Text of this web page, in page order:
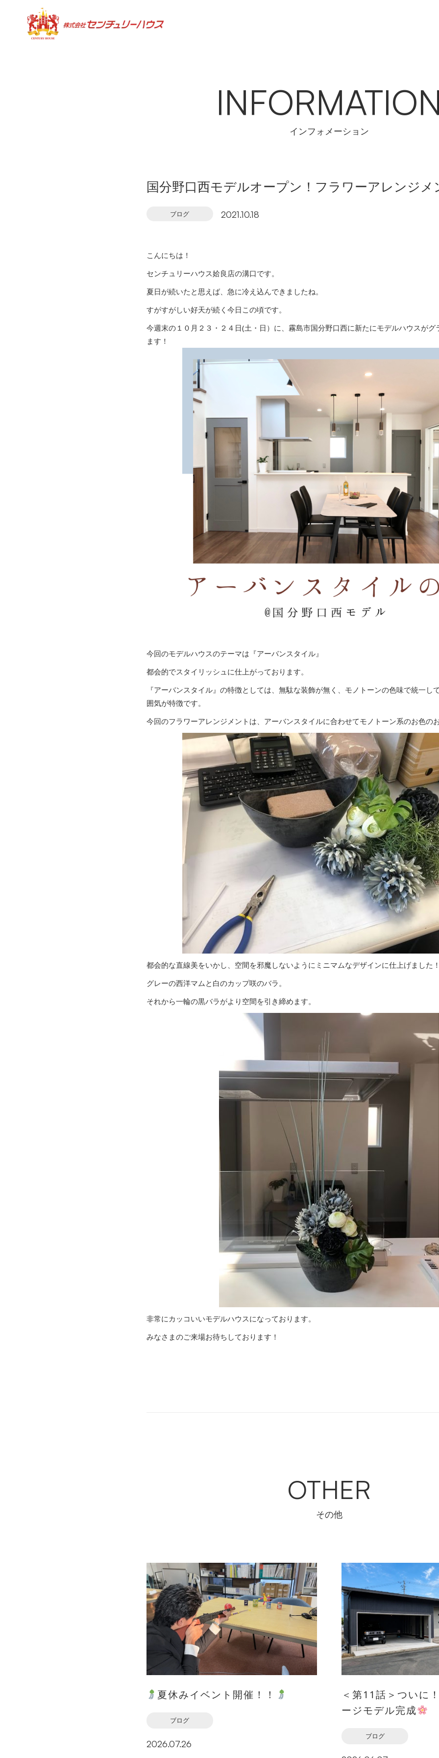
INFORMATION
インフォメーション
国分野口西モデルオープン！フラワーアレンジ
ブログ 2021.10.18
こんにちは！
センチュリーハウス姶良店の溝口です。
夏日が続いたと思えば、急に冷え込んできましたね。
すがすがしい好天が続く今日この頃です。
今週末の１０月２３・２４日(土・日）に、霧島市国分野口西に新たにモデルハウスがグ
ます！
今回のモデルハウスのテーマは『アーバンスタイル』
都会的でスタイリッシュに仕上がっております。
『アーバンスタイル』の特徴としては、無駄な装飾が無く、モノトーンの色味で統一し
囲気が特徴です。
今回のフラワーアレンジメントは、アーバンスタイルに合わせてモノトーン系のお色の
都会的な直線美をいかし、空間を邪魔しないようにミニマムなデザインに仕上げました！
グレーの西洋マムと白のカップ咲のバラ。
それから一輪の黒バラがより空間を引き締めます。
非常にカッコいいモデルハウスになっております。
みなさまのご来場お待ちしております！
OTHER
その他
夏休みイベント開催！！
ブログ
2026.07.26
＜第11話＞ついに
ージモデル完成
ブログ